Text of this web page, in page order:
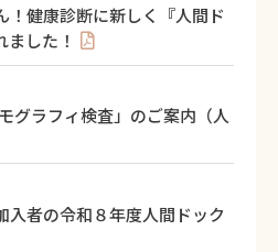
！健康診断に新しく『人間ド
した！
グラフィ検査」のご案内（人
入者の令和８年度人間ドック